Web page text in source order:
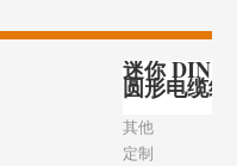
迷你 DIN
圆形电缆组
其他
定制